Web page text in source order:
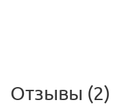
Отзывы (2)